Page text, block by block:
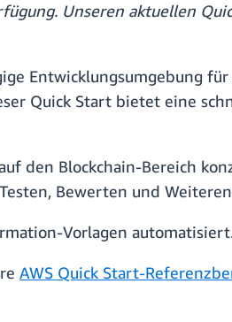
Unseren aktuellen
Entwicklungsumgebung
Quick Start bietet eine
den Blockchain-Bereich
Bewerten und
Vorlagen
AWS Quick Start-